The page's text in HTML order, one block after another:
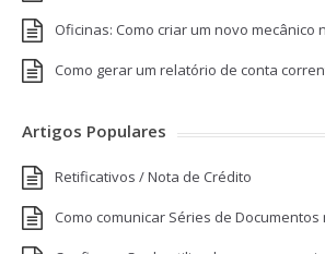
Oficinas: Como criar um novo mecânico
Como gerar um relatório de conta
Artigos Populares
Retificativos / Nota de Crédito
Como comunicar Séries de Documentos